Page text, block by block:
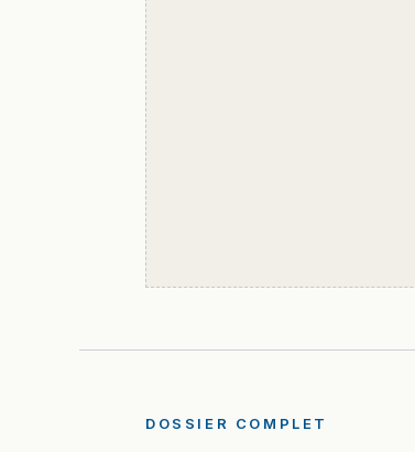
DOSSIER COMPLET